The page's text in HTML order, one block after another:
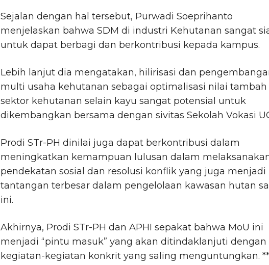
Sejalan dengan hal tersebut, Purwadi Soeprihanto
menjelaskan bahwa SDM di industri Kehutanan sangat
untuk dapat berbagi dan berkontribusi kepada kampus.
Lebih lanjut dia mengatakan, hilirisasi dan
multi usaha kehutanan sebagai optimalisasi nilai tambah
sektor kehutanan selain kayu sangat potensial untuk
dikembangkan bersama dengan sivitas Sekolah Vokasi
Prodi STr-PH dinilai juga dapat berkontribusi dalam
meningkatkan kemampuan lulusan dalam
pendekatan sosial dan resolusi konflik yang juga menjadi
tantangan terbesar dalam pengelolaan kawasan hutan
ini.
Akhirnya, Prodi STr-PH dan APHI sepakat bahwa MoU ini
menjadi “pintu masuk” yang akan ditindaklanjuti dengan
kegiatan-kegiatan konkrit yang saling menguntungkan.